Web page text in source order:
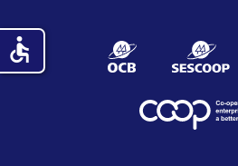
accessible